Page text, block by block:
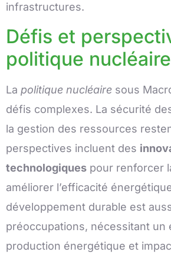
infrastructures.
Défis et
politique nucléaire
La politique nucléaire sous
défis complexes. La sécurité
la gestion des ressources
perspectives incluent des
technologiques pour renforcer
améliorer l’efficacité
développement durable est
préoccupations, nécessitant un
production énergétique et